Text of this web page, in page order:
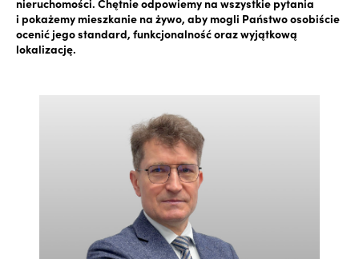
nieruchomości. Chętnie odpowiemy na wszystkie pytania
i pokażemy mieszkanie na żywo, aby mogli Państwo osobiście
ocenić jego standard, funkcjonalność oraz wyjątkową
lokalizację.